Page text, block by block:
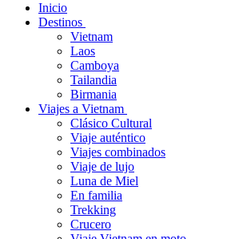
Inicio
Destinos
Vietnam
Laos
Camboya
Tailandia
Birmania
Viajes a Vietnam
Clásico Cultural
Viaje auténtico
Viajes combinados
Viaje de lujo
Luna de Miel
En familia
Trekking
Crucero